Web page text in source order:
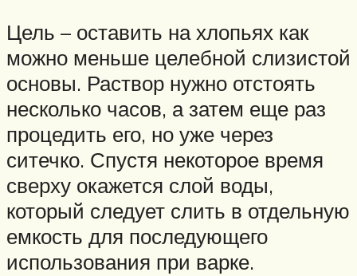
Цель – оставить на хлопьях как
можно меньше целебной слизистой
основы. Раствор нужно отстоять
несколько часов, а затем еще раз
процедить его, но уже через
ситечко. Спустя некоторое время
сверху окажется слой воды,
который следует слить в отдельную
емкость для последующего
использования при варке.